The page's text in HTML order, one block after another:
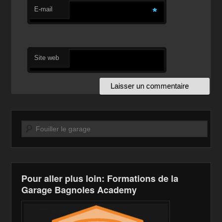
E-mail *
Site web
Recherche
Pour aller plus loin: Formations de la
Garage Bagnoles Academy